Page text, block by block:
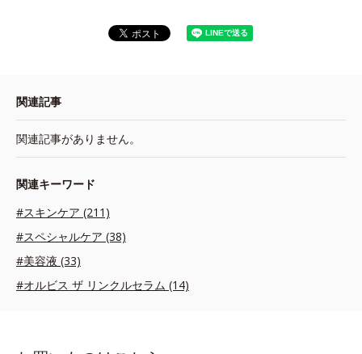
関連記事
関連記事がありません。
関連キーワード
#スキンケア (211)
#スペシャルケア (38)
#美容液 (33)
#オルビス ザ リンクルセラム (14)